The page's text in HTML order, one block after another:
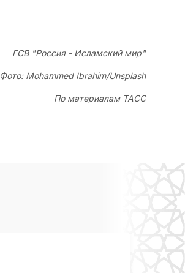
ГСВ "Россия - Исламский мир"
Фото: Mohammed Ibrahim/Unsplash
По материалам ТАСС